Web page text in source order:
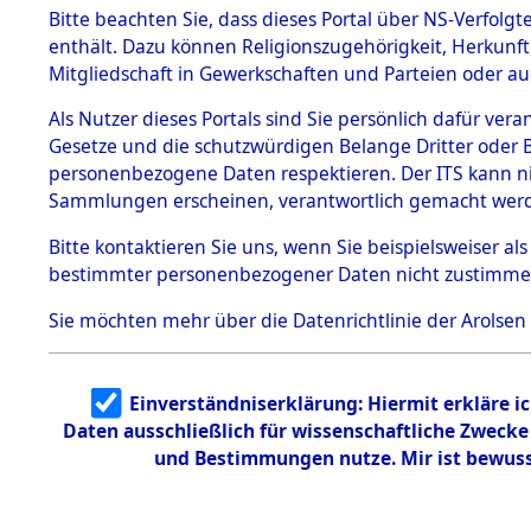
BESTÄNDE
1.
mente
5. Verschiedenes
5.3
Todesmärsche
5.3.1 Alliierte
Erhebungen
zu
Todesmärsch
en
5.3.2
Identifizierun
g
5.3.3
Todesmärsch
Dead -
Branch -
0062
Bitte beachten Sie, dass dieses Portal über NS-
enthält. Dazu können Religionszugehörigkeit,
Mitgliedschaft in Gewerkschaften und Parteien oder
Als Nutzer dieses Portals sind Sie persönlich dafür
Gesetze und die schutzwürdigen Belange Dritter
personenbezogene Daten respektieren. Der ITS
Sammlungen erscheinen, verantwortlich gemacht
Bitte kontaktieren Sie uns, wenn Sie beispielsweiser
bestimmter personenbezogener Daten nicht
Sie möchten mehr über die Datenrichtlinie der Arolsen
Einverständniserklärung: Hiermit erkläre
Daten ausschließlich für wissenschaftliche
und Bestimmungen nutze. Mir ist